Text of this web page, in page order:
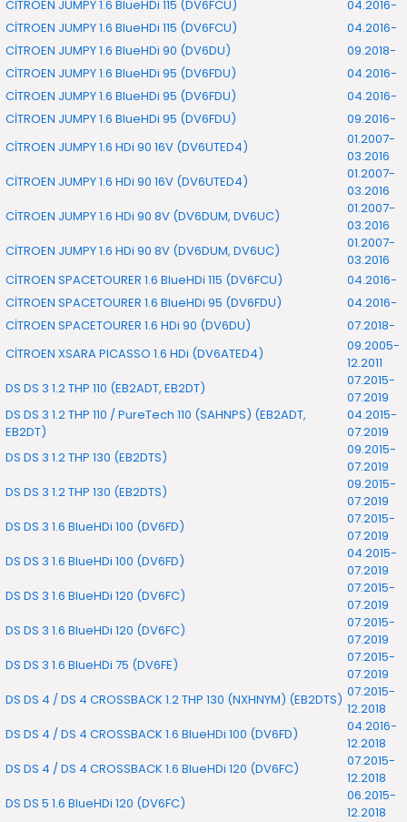
CİTROEN JUMPY 1.6 BlueHDi 115 (DV6FCU)
04.2016-
CİTROEN JUMPY 1.6 BlueHDi 115 (DV6FCU)
04.2016-
CİTROEN JUMPY 1.6 BlueHDi 90 (DV6DU)
09.2018-
CİTROEN JUMPY 1.6 BlueHDi 95 (DV6FDU)
04.2016-
CİTROEN JUMPY 1.6 BlueHDi 95 (DV6FDU)
04.2016-
CİTROEN JUMPY 1.6 BlueHDi 95 (DV6FDU)
09.2016-
CİTROEN JUMPY 1.6 HDi 90 16V (DV6UTED4)
01.2007-
03.2016
CİTROEN JUMPY 1.6 HDi 90 16V (DV6UTED4)
01.2007-
03.2016
CİTROEN JUMPY 1.6 HDi 90 8V (DV6DUM, DV6UC)
01.2007-
03.2016
CİTROEN JUMPY 1.6 HDi 90 8V (DV6DUM, DV6UC)
01.2007-
03.2016
CİTROEN SPACETOURER 1.6 BlueHDi 115 (DV6FCU)
04.2016-
CİTROEN SPACETOURER 1.6 BlueHDi 95 (DV6FDU)
04.2016-
CİTROEN SPACETOURER 1.6 HDi 90 (DV6DU)
07.2018-
CİTROEN XSARA PICASSO 1.6 HDi (DV6ATED4)
09.2005-
12.2011
DS DS 3 1.2 THP 110 (EB2ADT, EB2DT)
07.2015-
07.2019
DS DS 3 1.2 THP 110 / PureTech 110 (SAHNPS) (EB2ADT,
EB2DT)
04.2015-
07.2019
DS DS 3 1.2 THP 130 (EB2DTS)
09.2015-
07.2019
DS DS 3 1.2 THP 130 (EB2DTS)
09.2015-
07.2019
DS DS 3 1.6 BlueHDi 100 (DV6FD)
07.2015-
07.2019
DS DS 3 1.6 BlueHDi 100 (DV6FD)
04.2015-
07.2019
DS DS 3 1.6 BlueHDi 120 (DV6FC)
07.2015-
07.2019
DS DS 3 1.6 BlueHDi 120 (DV6FC)
07.2015-
07.2019
DS DS 3 1.6 BlueHDi 75 (DV6FE)
07.2015-
07.2019
DS DS 4 / DS 4 CROSSBACK 1.2 THP 130 (NXHNYM) (EB2DTS) 07.2015-
12.2018
DS DS 4 / DS 4 CROSSBACK 1.6 BlueHDi 100 (DV6FD)
04.2016-
12.2018
DS DS 4 / DS 4 CROSSBACK 1.6 BlueHDi 120 (DV6FC)
07.2015-
12.2018
DS DS 5 1.6 BlueHDi 120 (DV6FC)
06.2015-
12.2018